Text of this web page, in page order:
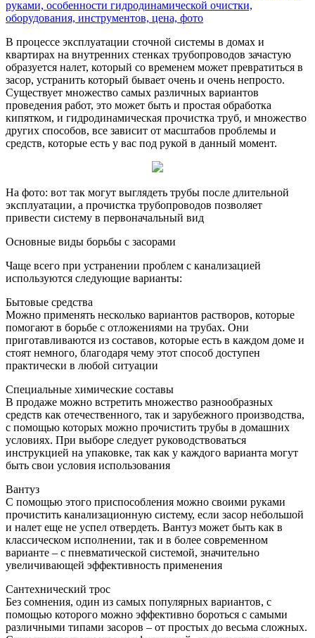
В процессе эксплуатации сточной системы в домах и
квартирах на внутренних стенках трубопроводов зачастую
образуется налет, который со временем может превратиться в
засор, устранить который бывает очень и очень непросто.
Существует множество самых различных вариантов
проведения работ, это может быть и простая обработка
кипятком, и гидродинамическая прочистка труб, и множество
других способов, все зависит от масштабов проблемы и
средств, которые есть у вас под рукой в данный момент.
На фото: вот так могут выглядеть трубы после длительной
эксплуатации, а прочистка трубопроводов позволяет
привести систему в первоначальный вид
Основные виды борьбы с засорами
Чаще всего при устранении проблем с канализацией
используются следующие варианты:
Бытовые средства
Можно применять несколько вариантов растворов, которые
помогают в борьбе с отложениями на трубах. Они
приготавливаются из составов, которые есть в каждом доме и
стоят немного, благодаря чему этот способ доступен
практически в любой ситуации
Специальные химические составы
В продаже можно встретить множество разнообразных
средств как отечественного, так и зарубежного производства,
с помощью которых можно прочистить трубы в домашних
условиях. При выборе следует руководствоваться
инструкцией на упаковке, так как у каждого варианта могут
быть свои условия использования
Вантуз
С помощью этого приспособления можно своими руками
прочистить канализационную систему, если засор небольшой
и налет еще не успел отвердеть. Вантуз может быть как в
классическом исполнении, так и в более современном
варианте – с пневматической системой, значительно
увеличивающей эффективность применения
Сантехнический трос
Без сомнения, один из самых популярных вариантов, с
помощью которого можно эффективно бороться с самыми
различными типами засоров – от простых до весьма сложных.